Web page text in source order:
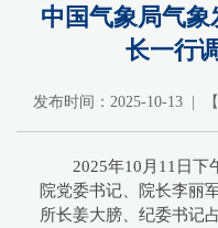
中国气象局气
长一行
发布时间：2025-10-13 | 【
2025年10月11日下
院党委书记、院长李丽
所长姜大膀、纪委书记